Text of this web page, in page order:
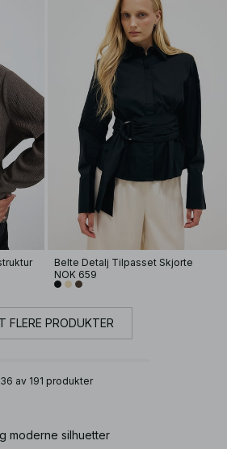
Belte Detalj Tilpasset Skjorte
NOK 659
FLERE PRODUKTER
36 av 191 produkter
moderne silhuetter